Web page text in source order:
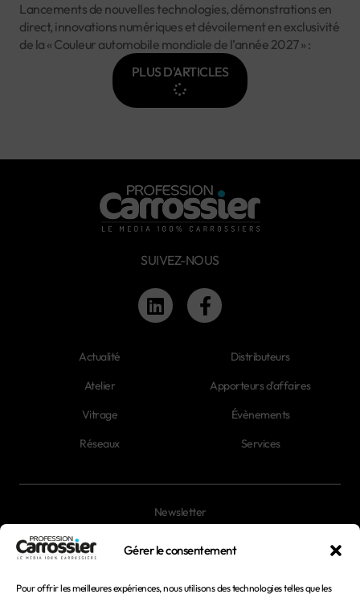
Gérer le consentement
Pour offrir les meilleures expériences, nous utilisons des technologies telles que les
Lancements de nouvelles technologies, démonstrations en
direct, innovations numériques et dévoilement en exclusivité
de la « Couleur automobile mondiale de l’année 2027 » :
PLUS D'ARTICLES
SUIVEZ-NOUS
Actualité
Atelier
Vitrage
Réseaux
Distributeurs
Apporteurs d'affaires
Évènements
Services
Newsletter